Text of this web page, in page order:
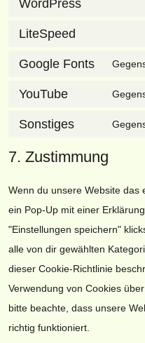
WordPress
LiteSpeed
Google Fonts
YouTube
Sonstiges
7. Zustimmung
Wenn du unsere Website das
ein Pop-Up mit einer
"Einstellungen speichern"
alle von dir gewählten
dieser Cookie-Richtlinie
Verwendung von Cookies
bitte beachte, dass unsere
richtig funktioniert.